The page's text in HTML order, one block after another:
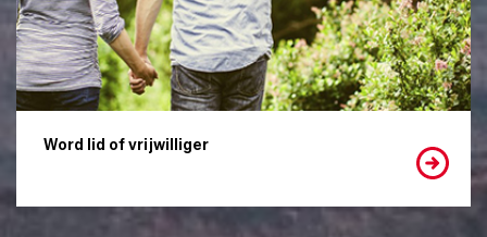
Word lid of vrijwilliger